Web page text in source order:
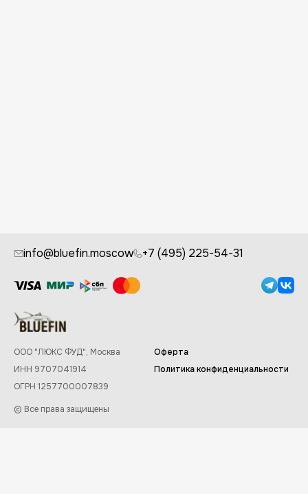
info@bluefin.moscow +7 (495) 225-54-31
ООО "ЛЮКС ФУД", Москва
ИНН 9707041914
ОГРН 1257700007839
© Все права защищены
Оферта
Политика конфиденциальности